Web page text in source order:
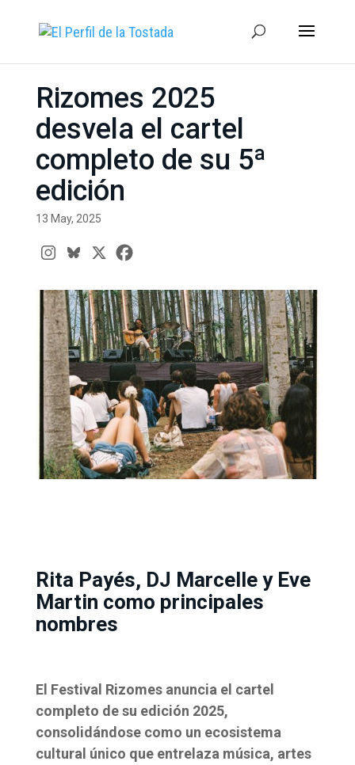
Rizomes 2025
desvela el cartel
completo de su 5ª
edición
13 May, 2025
Rita Payés, DJ Marcelle y Eve
Martin como principales
nombres
El Festival Rizomes anuncia el cartel
completo de su edición 2025,
consolidándose como un ecosistema
cultural único que entrelaza música, artes